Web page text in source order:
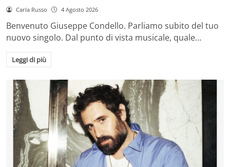
Carla Russo 4 Agosto 2026
Benvenuto Giuseppe Condello. Parliamo subito del tuo
nuovo singolo. Dal punto di vista musicale, quale…
Leggi di più